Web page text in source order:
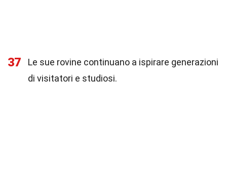
37
Le sue rovine continuano a ispirare generazioni
di visitatori e studiosi.